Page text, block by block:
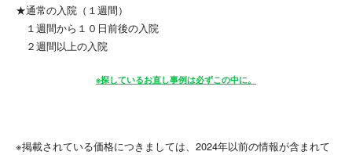
★通常の入院（１週間）
１週間から１０日前後の入院
２週間以上の入院
※探しているお直し事例は必ずこの中に。
※掲載されている価格につきましては、2024年以前の情報が含まれて